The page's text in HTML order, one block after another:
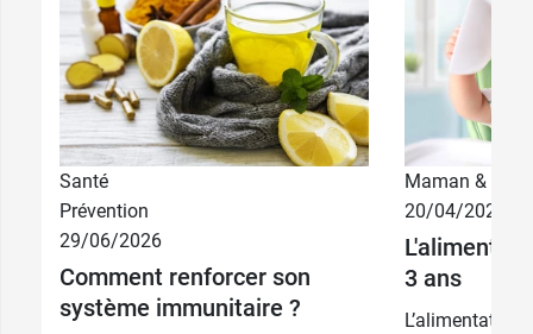
Santé
Prévention
29/06/2026
Comment renforcer son
système immunitaire ?
Maman & bébé
20/04/2026
3 ans
L’alimentation